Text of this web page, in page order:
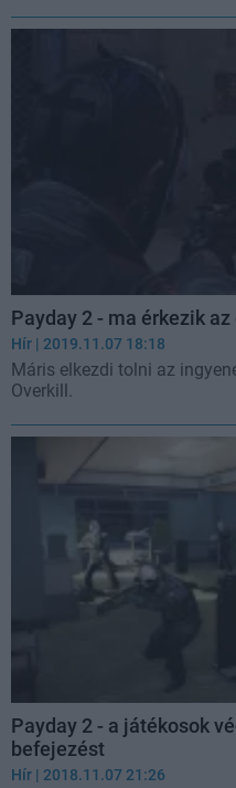
Payday 2 - ma érkezik az
Hír | 2019.11.07 18:18
Máris elkezdi tolni az
Overkill.
Payday 2 - a játékosok
befejezést
Hír | 2018.11.07 21:26